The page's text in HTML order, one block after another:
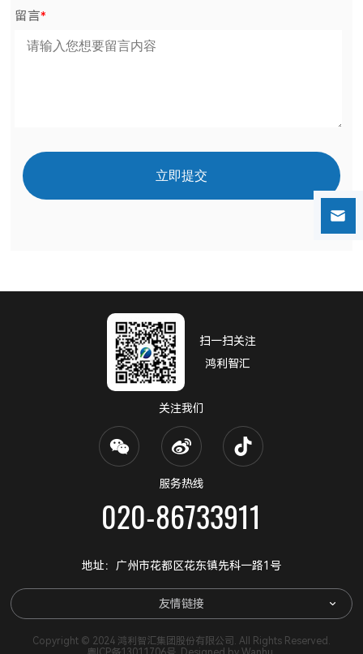
留言*
立即提交
扫一扫关注
鸿利智汇
关注我们
服务热线
020-86733911
地址：广州市花都区花东镇先科一路1号
友情链接
Copyright © 2024 鸿利智汇集团股份有限公司. All Rights Reserved.